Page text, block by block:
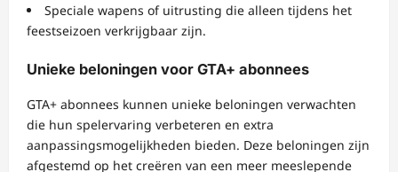
Speciale wapens of uitrusting die alleen tijdens het
feestseizoen verkrijgbaar zijn.
Unieke beloningen voor GTA+ abonnees
GTA+ abonnees kunnen unieke beloningen verwachten
die hun spelervaring verbeteren en extra
aanpassingsmogelijkheden bieden. Deze beloningen zijn
afgestemd op het creëren van een meer meeslepende